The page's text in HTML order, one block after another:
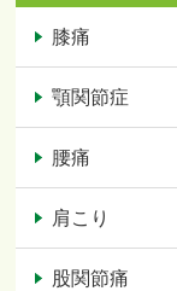
膝痛
顎関節症
腰痛
肩こり
股関節痛